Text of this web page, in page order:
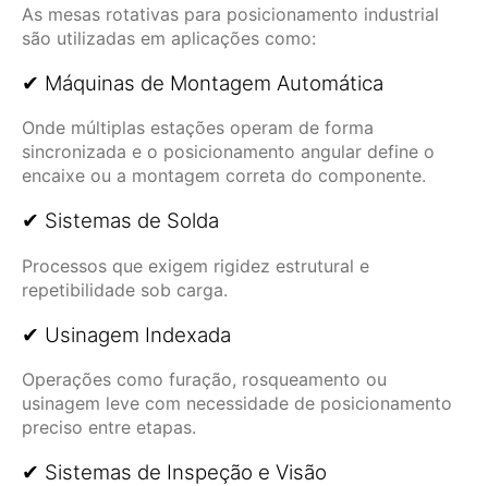
As mesas rotativas para posicionamento industrial
são utilizadas em aplicações como:
✔ Máquinas de Montagem Automática
Onde múltiplas estações operam de forma
sincronizada e o posicionamento angular define o
encaixe ou a montagem correta do componente.
✔ Sistemas de Solda
Processos que exigem rigidez estrutural e
repetibilidade sob carga.
✔ Usinagem Indexada
Operações como furação, rosqueamento ou
usinagem leve com necessidade de posicionamento
preciso entre etapas.
✔ Sistemas de Inspeção e Visão